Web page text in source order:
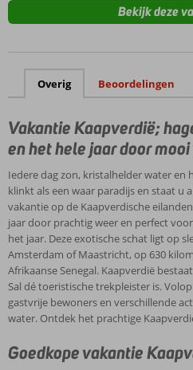
Bekijk deze
Overig Beoordelingen
Vakantie Kaapverdië;
en het hele jaar door
Iedere dag zon, kristalhelder water en
klinkt als een waar paradijs en staat u
vakantie op de Kaapverdische
jaar door prachtig weer en perfect
het jaar. Deze exotische schat ligt op
Amsterdam of Maastricht, op 630
Afrikaanse Senegal. Kaapverdië
Sal dé toeristische trekpleister is.
gastvrije bewoners en verschillende
water. Ontdek het prachtige
Goedkope vakantie